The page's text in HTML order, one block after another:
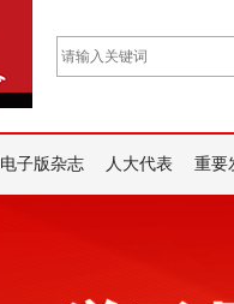
电子版杂志 人大代表 重要